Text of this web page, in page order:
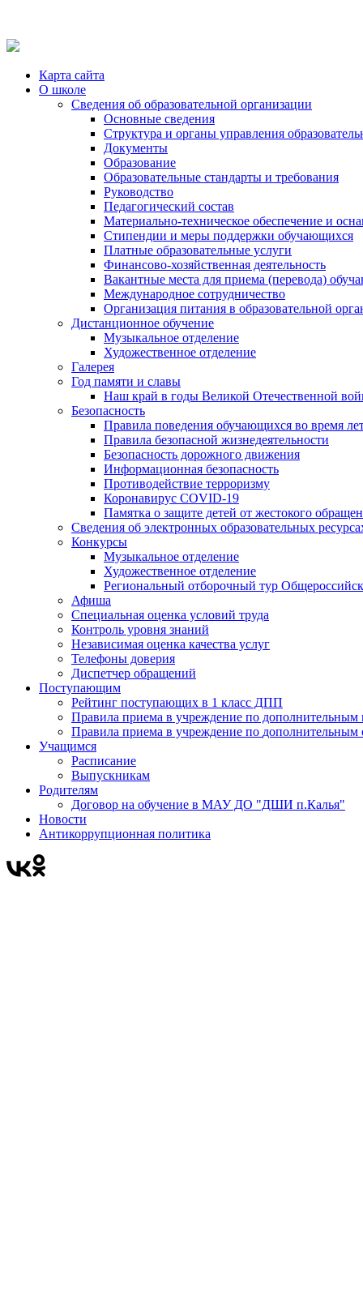
Карта сайта
О школе
Сведения об образовательной организации
Основные сведения
Структура и органы управления
Документы
Образование
Образовательные стандарты и требования
Руководство
Педагогический состав
Материально-техническое обеспечение и
Стипендии и меры поддержки обучающихся
Платные образовательные услуги
Финансово-хозяйственная деятельность
Вакантные места для приема (перевода)
Международное сотрудничество
Организация питания в образовательной
Дистанционное обучение
Музыкальное отделение
Художественное отделение
Галерея
Год памяти и славы
Наш край в годы Великой Отечественной
Безопасность
Правила поведения обучающихся во время
Правила безопасной жизнедеятельности
Безопасность дорожного движения
Информационная безопасность
Противодействие терроризму
Коронавирус COVID-19
Памятка о защите детей от жестокого
Сведения об электронных образовательных
Конкурсы
Музыкальное отделение
Художественное отделение
Региональный отборочный тур
Афиша
Специальная оценка условий труда
Контроль уровня знаний
Независимая оценка качества услуг
Телефоны доверия
Диспетчер обращений
Поступающим
Рейтинг поступающих в 1 класс ДПП
Правила приема в учреждение
Правила приема в
Учащимся
Расписание
Выпускникам
Родителям
Договор на обучение в МАУ ДО "ДШИ п.Калья"
Новости
Антикоррупционная политика